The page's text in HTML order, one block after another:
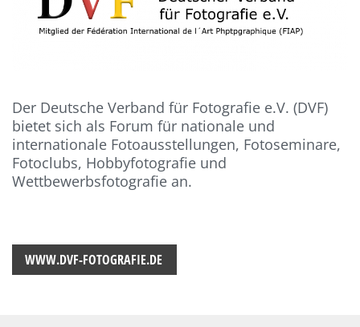
Der Deutsche Verband für Fotografie e.V. (DVF)
bietet sich als Forum für nationale und
internationale Fotoausstellungen, Fotoseminare,
Fotoclubs, Hobbyfotografie und
Wettbewerbsfotografie an.
WWW.DVF-FOTOGRAFIE.DE